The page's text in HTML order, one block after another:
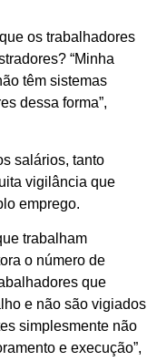
os trabalhadores
“Minha
têm sistemas
dessa forma”,
salários, tanto
vigilância que
emprego.
trabalham
o número de
que
e não são vigiados
simplesmente não
e execução”,